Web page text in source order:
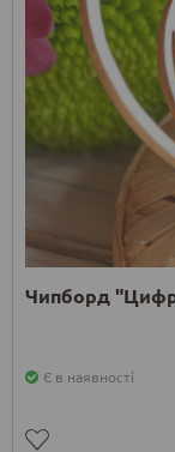
Чипборд
Є в наявності